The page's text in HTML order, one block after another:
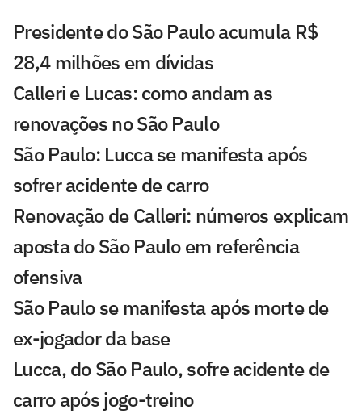
Presidente do São Paulo acumula R$
28,4 milhões em dívidas
Calleri e Lucas: como andam as
renovações no São Paulo
São Paulo: Lucca se manifesta após
sofrer acidente de carro
Renovação de Calleri: números explicam
aposta do São Paulo em referência
ofensiva
São Paulo se manifesta após morte de
ex-jogador da base
Lucca, do São Paulo, sofre acidente de
carro após jogo-treino